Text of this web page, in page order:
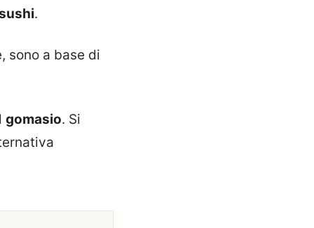
.
sono a base di
gomasio. Si